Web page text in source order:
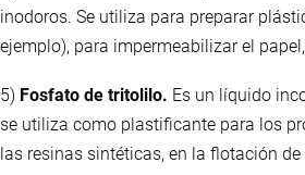
inodoros. Se utiliza para preparar
ejemplo), para impermeabilizar el
5) Fosfato de tritolilo. Es un líquido
se utiliza como plastificante para los
las resinas sintéticas, en la flotación de